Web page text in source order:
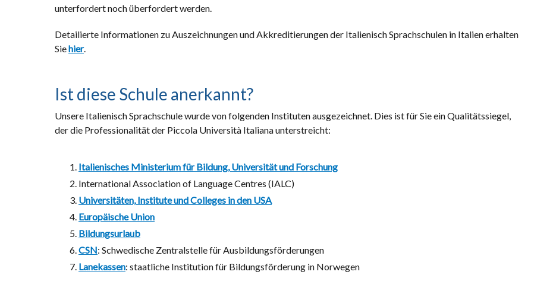
unterfordert noch überfordert werden.
Detailierte Informationen zu Auszeichnungen und Akkreditierungen der Italienisch Sprachschulen in Italien erhalten
Siehier.
Ist diese Schule anerkannt?
Unsere Italienisch Sprachschule wurde von folgenden Instituten ausgezeichnet. Dies ist für Sie ein Qualitätssiegel,
der die Professionalität der Piccola Università Italiana unterstreicht:
Italienisches Ministerium für Bildung, Universität und Forschung
International Association of Language Centres (IALC)
Universitäten, Institute und Colleges in den USA
Europäische Union
Bildungsurlaub
CSN: Schwedische Zentralstelle für Ausbildungsförderungen
Lanekassen: staatliche Institution für Bildungsförderung in Norwegen